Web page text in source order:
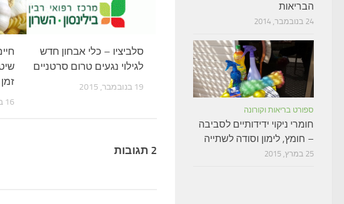
זמן
16 בנובמבר, 2014
סלביציו – כלי אבחון חדש
לגילוי נגעים טרום סרטניים
19 בנובמבר, 2015
2 תגובות
הבריאות
24 בנובמבר, 2014
ספורט בריאות וקורונה
חומרי ניקוי ידידותיים לסביבה
– חומץ, לימון וסודה לשתייה
25 במרץ, 2015